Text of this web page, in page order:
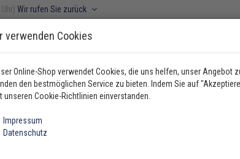
Wir rufen Sie zurück
oder Fahrzeugtyp manuell wählen
verwenden Cookies
Online-Shop verwendet Cookies, die uns helfen, unser Angebot
den bestmöglichen Service zu bieten. Indem Sie auf
unseren Cookie-Richtlinien einverstanden.
Impressum
Datenschutz